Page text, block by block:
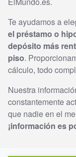
Te ayudamos a
el préstamo o
depósito más
piso.
cálculo, todo
Nuestra
constantemente
que nadie en el
¡información es